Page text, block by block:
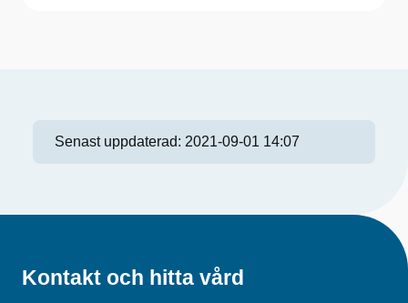
Senast uppdaterad: 2021-09-01 14:07
Kontakt och hitta vård